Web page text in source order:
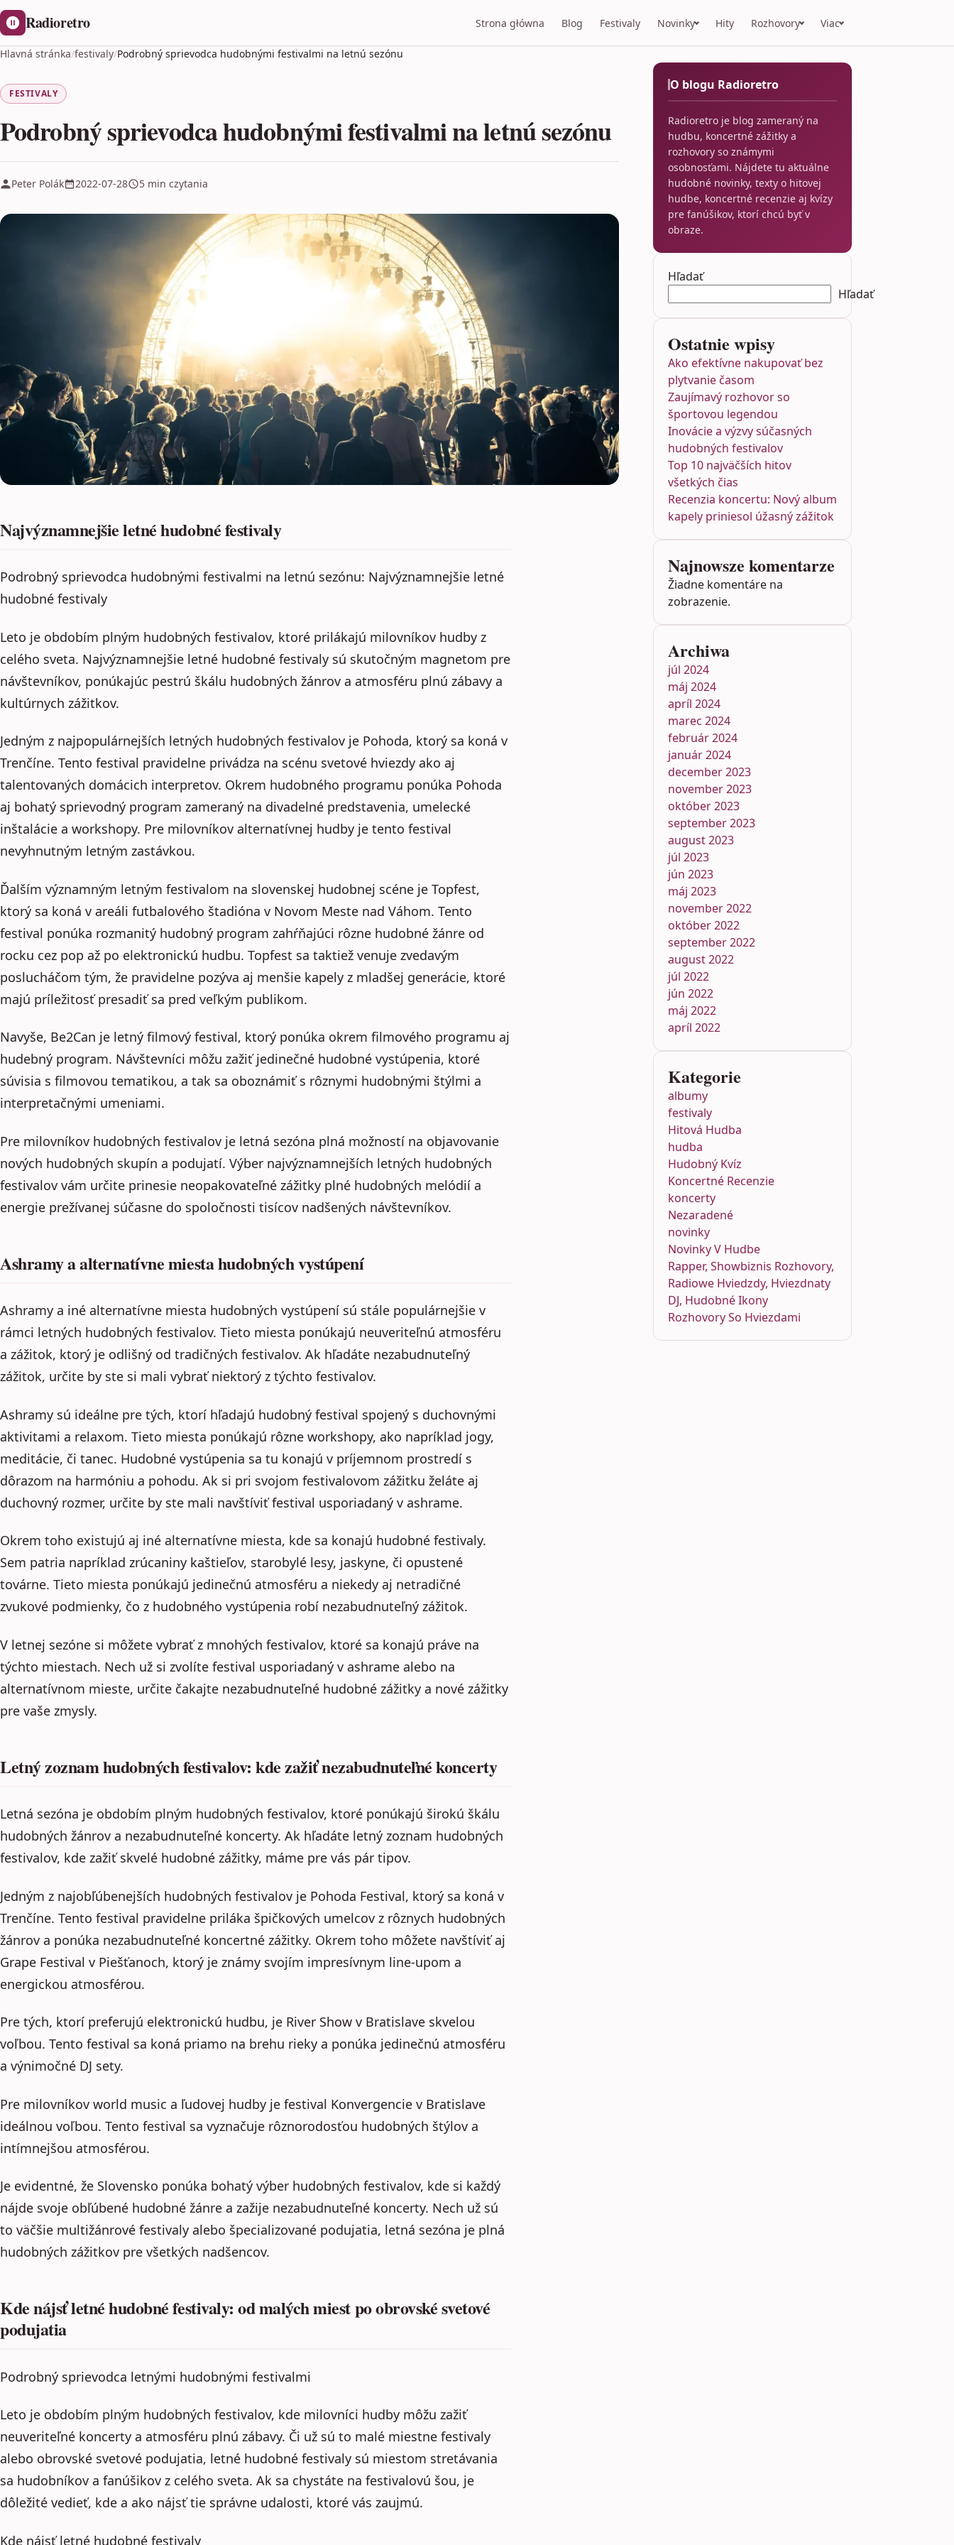
Radioretro Strona główna Blog Festivaly Novinky Hity Rozhovory Viac
Hlavná stránka/festivaly/Podrobný sprievodca hudobnými festivalmi na letnú sezónu
FESTIVALY
Podrobný sprievodca hudobnými festivalmi na letnú sezónu
Peter Polák 2022-07-28 5 min czytania
Najvýznamnejšie letné hudobné festivaly
Podrobný sprievodca hudobnými festivalmi na letnú sezónu: Najvýznamnejšie letné
hudobné festivaly
Leto je obdobím plným hudobných festivalov, ktoré prilákajú milovníkov hudby z
celého sveta. Najvýznamnejšie letné hudobné festivaly sú skutočným magnetom pre
návštevníkov, ponúkajúc pestrú škálu hudobných žánrov a atmosféru plnú zábavy a
kultúrnych zážitkov.
Jedným z najpopulárnejších letných hudobných festivalov je Pohoda, ktorý sa koná v
Trenčíne. Tento festival pravidelne privádza na scénu svetové hviezdy ako aj
talentovaných domácich interpretov. Okrem hudobného programu ponúka Pohoda
aj bohatý sprievodný program zameraný na divadelné predstavenia, umelecké
inštalácie a workshopy. Pre milovníkov alternatívnej hudby je tento festival
nevyhnutným letným zastávkou.
Ďalším významným letným festivalom na slovenskej hudobnej scéne je Topfest,
ktorý sa koná v areáli futbalového štadióna v Novom Meste nad Váhom. Tento
festival ponúka rozmanitý hudobný program zahŕňajúci rôzne hudobné žánre od
rocku cez pop až po elektronickú hudbu. Topfest sa taktiež venuje zvedavým
poslucháčom tým, že pravidelne pozýva aj menšie kapely z mladšej generácie, ktoré
majú príležitosť presadiť sa pred veľkým publikom.
Navyše, Be2Can je letný filmový festival, ktorý ponúka okrem filmového programu aj
hudebný program. Návštevníci môžu zažiť jedinečné hudobné vystúpenia, ktoré
súvisia s filmovou tematikou, a tak sa oboznámiť s rôznymi hudobnými štýlmi a
interpretačnými umeniami.
Pre milovníkov hudobných festivalov je letná sezóna plná možností na objavovanie
nových hudobných skupín a podujatí. Výber najvýznamnejších letných hudobných
festivalov vám určite prinesie neopakovateľné zážitky plné hudobných melódií a
energie prežívanej súčasne do spoločnosti tisícov nadšených návštevníkov.
Ashramy a alternatívne miesta hudobných vystúpení
Ashramy a iné alternatívne miesta hudobných vystúpení sú stále populárnejšie v
rámci letných hudobných festivalov. Tieto miesta ponúkajú neuveriteľnú atmosféru
a zážitok, ktorý je odlišný od tradičných festivalov. Ak hľadáte nezabudnuteľný
zážitok, určite by ste si mali vybrať niektorý z týchto festivalov.
Ashramy sú ideálne pre tých, ktorí hľadajú hudobný festival spojený s duchovnými
aktivitami a relaxom. Tieto miesta ponúkajú rôzne workshopy, ako napríklad jogy,
meditácie, či tanec. Hudobné vystúpenia sa tu konajú v príjemnom prostredí s
dôrazom na harmóniu a pohodu. Ak si pri svojom festivalovom zážitku želáte aj
duchovný rozmer, určite by ste mali navštíviť festival usporiadaný v ashrame.
Okrem toho existujú aj iné alternatívne miesta, kde sa konajú hudobné festivaly.
Sem patria napríklad zrúcaniny kaštieľov, starobylé lesy, jaskyne, či opustené
továrne. Tieto miesta ponúkajú jedinečnú atmosféru a niekedy aj netradičné
zvukové podmienky, čo z hudobného vystúpenia robí nezabudnuteľný zážitok.
V letnej sezóne si môžete vybrať z mnohých festivalov, ktoré sa konajú práve na
týchto miestach. Nech už si zvolíte festival usporiadaný v ashrame alebo na
alternatívnom mieste, určite čakajte nezabudnuteľné hudobné zážitky a nové zážitky
pre vaše zmysly.
Letný zoznam hudobných festivalov: kde zažiť nezabudnuteľné koncerty
Letná sezóna je obdobím plným hudobných festivalov, ktoré ponúkajú širokú škálu
hudobných žánrov a nezabudnuteľné koncerty. Ak hľadáte letný zoznam hudobných
festivalov, kde zažiť skvelé hudobné zážitky, máme pre vás pár tipov.
Jedným z najobľúbenejších hudobných festivalov je Pohoda Festival, ktorý sa koná v
Trenčíne. Tento festival pravidelne priláka špičkových umelcov z rôznych hudobných
žánrov a ponúka nezabudnuteľné koncertné zážitky. Okrem toho môžete navštíviť aj
Grape Festival v Piešťanoch, ktorý je známy svojím impresívnym line-upom a
energickou atmosférou.
Pre tých, ktorí preferujú elektronickú hudbu, je River Show v Bratislave skvelou
voľbou. Tento festival sa koná priamo na brehu rieky a ponúka jedinečnú atmosféru
a výnimočné DJ sety.
Pre milovníkov world music a ľudovej hudby je festival Konvergencie v Bratislave
ideálnou voľbou. Tento festival sa vyznačuje rôznorodosťou hudobných štýlov a
intímnejšou atmosférou.
Je evidentné, že Slovensko ponúka bohatý výber hudobných festivalov, kde si každý
nájde svoje obľúbené hudobné žánre a zažije nezabudnuteľné koncerty. Nech už sú
to väčšie multižánrové festivaly alebo špecializované podujatia, letná sezóna je plná
hudobných zážitkov pre všetkých nadšencov.
Kde nájsť letné hudobné festivaly: od malých miest po obrovské svetové
podujatia
Podrobný sprievodca letnými hudobnými festivalmi
Leto je obdobím plným hudobných festivalov, kde milovníci hudby môžu zažiť
neuveriteľné koncerty a atmosféru plnú zábavy. Či už sú to malé miestne festivaly
alebo obrovské svetové podujatia, letné hudobné festivaly sú miestom stretávania
sa hudobníkov a fanúšikov z celého sveta. Ak sa chystáte na festivalovú šou, je
dôležité vedieť, kde a ako nájsť tie správne udalosti, ktoré vás zaujmú.
Kde nájsť letné hudobné festivaly
O blogu Radioretro
Radioretro je blog zameraný na
hudbu, koncertné zážitky a
rozhovory so známymi
osobnosťami. Nájdete tu aktuálne
hudobné novinky, texty o hitovej
hudbe, koncertné recenzie aj kvízy
pre fanúšikov, ktorí chcú byť v
obraze.
Hľadať
Hľadať
Ostatnie wpisy
Ako efektívne nakupovať bez
plytvanie časom
Zaujímavý rozhovor so
športovou legendou
Inovácie a výzvy súčasných
hudobných festivalov
Top 10 najväčších hitov
všetkých čias
Recenzia koncertu: Nový album
kapely priniesol úžasný zážitok
Najnowsze komentarze
Žiadne komentáre na
zobrazenie.
Archiwa
júl 2024
máj 2024
apríl 2024
marec 2024
február 2024
január 2024
december 2023
november 2023
október 2023
september 2023
august 2023
júl 2023
jún 2023
máj 2023
november 2022
október 2022
september 2022
august 2022
júl 2022
jún 2022
máj 2022
apríl 2022
Kategorie
albumy
festivaly
Hitová Hudba
hudba
Hudobný Kvíz
Koncertné Recenzie
koncerty
Nezaradené
novinky
Novinky V Hudbe
Rapper, Showbiznis Rozhovory,
Radiowe Hviedzdy, Hviezdnaty
DJ, Hudobné Ikony
Rozhovory So Hviezdami